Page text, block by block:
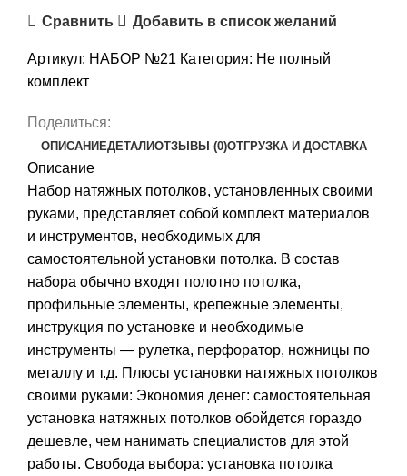
“Своими
№21
комнаты
1.9
х
2.1м
Сравнить Добавить в список желаний
Артикул: НАБОР №21 Категория: Не полный
комплект
Поделиться:
ОПИСАНИЕДЕТАЛИОТЗЫВЫ (0)ОТГРУЗКА И ДОСТАВКА
Описание
Набор натяжных потолков, установленных своими
руками, представляет собой комплект материалов
и инструментов, необходимых для
самостоятельной установки потолка. В состав
набора обычно входят полотно потолка,
профильные элементы, крепежные элементы,
инструкция по установке и необходимые
инструменты — рулетка, перфоратор, ножницы по
металлу и т.д. Плюсы установки натяжных потолков
своими руками: Экономия денег: самостоятельная
установка натяжных потолков обойдется гораздо
дешевле, чем нанимать специалистов для этой
работы. Свобода выбора: установка потолка